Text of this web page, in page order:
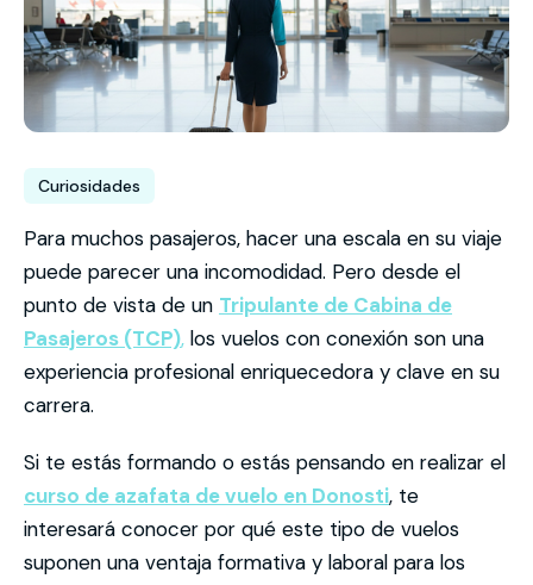
Curiosidades
Para muchos pasajeros, hacer una escala en su viaje
puede parecer una incomodidad. Pero desde el
punto de vista de un Tripulante de Cabina de
Pasajeros (TCP), los vuelos con conexión son una
experiencia profesional enriquecedora y clave en su
carrera.
Si te estás formando o estás pensando en realizar el
curso de azafata de vuelo en Donosti, te
interesará conocer por qué este tipo de vuelos
suponen una ventaja formativa y laboral para los